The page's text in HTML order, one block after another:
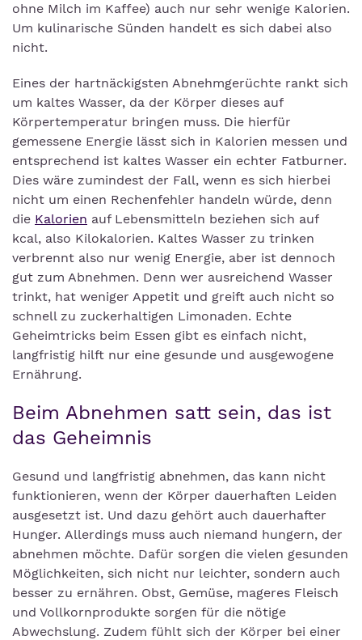
ohne Milch im Kaffee) auch nur sehr wenige Kalorien.
Um kulinarische Sünden handelt es sich dabei also
nicht.
Eines der hartnäckigsten Abnehmgerüchte rankt sich
um kaltes Wasser, da der Körper dieses auf
Körpertemperatur bringen muss. Die hierfür
gemessene Energie lässt sich in Kalorien messen und
entsprechend ist kaltes Wasser ein echter Fatburner.
Dies wäre zumindest der Fall, wenn es sich hierbei
nicht um einen Rechenfehler handeln würde, denn
die Kalorien auf Lebensmitteln beziehen sich auf
kcal, also Kilokalorien. Kaltes Wasser zu trinken
verbrennt also nur wenig Energie, aber ist dennoch
gut zum Abnehmen. Denn wer ausreichend Wasser
trinkt, hat weniger Appetit und greift auch nicht so
schnell zu zuckerhaltigen Limonaden. Echte
Geheimtricks beim Essen gibt es einfach nicht,
langfristig hilft nur eine gesunde und ausgewogene
Ernährung.
Beim Abnehmen satt sein, das ist
das Geheimnis
Gesund und langfristig abnehmen, das kann nicht
funktionieren, wenn der Körper dauerhaften Leiden
ausgesetzt ist. Und dazu gehört auch dauerhafter
Hunger. Allerdings muss auch niemand hungern, der
abnehmen möchte. Dafür sorgen die vielen gesunden
Möglichkeiten, sich nicht nur leichter, sondern auch
besser zu ernähren. Obst, Gemüse, mageres Fleisch
und Vollkornprodukte sorgen für die nötige
Abwechslung. Zudem fühlt sich der Körper bei einer